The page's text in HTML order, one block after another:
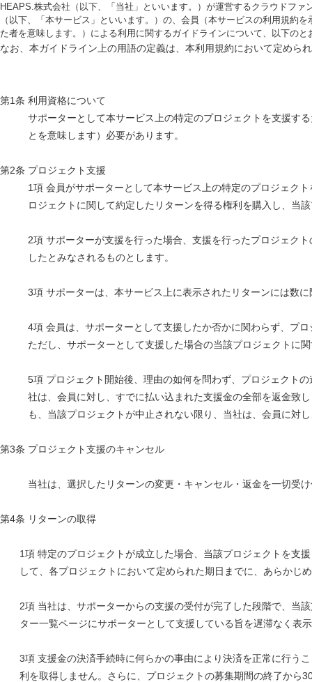
HEAPS.株式会社（以下、「当社」といいます。）が運営するクラウドフ
（以下、「本サービス」といいます。）の、会員（本サービスの利用規約
た者を意味します。）による利用に関するガイドラインについて、以下のと
なお、本ガイドライン上の用語の定義は、本利用規約において定めら
第1条 利用資格について
サポーターとして本サービス上の特定のプロジェクトを支援す
とを意味します）必要があります。
第2条 プロジェクト支援
1項 会員がサポーターとして本サービス上の特定のプロジェク
ロジェクトに関して約定したリターンを得る権利を購入し、当
2項 サポーターが支援を行った場合、支援を行ったプロジェク
したとみなされるものとします。
3項 サポーターは、本サービス上に表示されたリターンには数
4項 会員は、サポーターとして支援したか否かに関わらず、プ
ただし、サポーターとして支援した場合の当該プロジェクトに
5項 プロジェクト開始後、理由の如何を問わず、プロジェクト
社は、会員に対し、すでに払い込まれた支援金の全部を返金致
も、当該プロジェクトが中止されない限り、当社は、会員に対
第3条 プロジェクト支援のキャンセル
当社は、選択したリターンの変更・キャンセル・返金を一切受
第4条 リターンの取得
1項 特定のプロジェクトが成立した場合、当該プロジェクトを支
して、各プロジェクトにおいて定められた期日までに、あらかじ
2項 当社は、サポーターからの支援の受付が完了した段階で、当
ター一覧ページにサポーターとして支援している旨を遅滞なく表
3項 支援金の決済手続時に何らかの事由により決済を正常に行う
利を取得しません。さらに、プロジェクトの募集期間の終了から